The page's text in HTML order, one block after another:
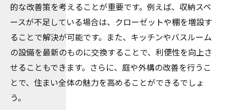
的な改善策を考えることが重要です。例えば、収納スペ
ースが不足している場合は、クローゼットや棚を増設す
ることで解決が可能です。また、キッチンやバスルーム
の設備を最新のものに交換することで、利便性を向上さ
せることもできます。さらに、庭や外構の改善を行うこ
とで、住まい全体の魅力を高めることができるでしょ
う。